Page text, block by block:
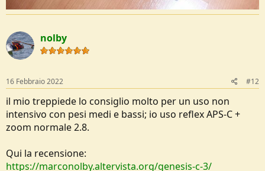
nolby
16 Febbraio 2022 #12
il mio treppiede lo consiglio molto per un uso non
intensivo con pesi medi e bassi; io uso reflex APS-C +
zoom normale 2.8.
Qui la recensione:
https://marconolby.altervista.org/genesis-c-3/